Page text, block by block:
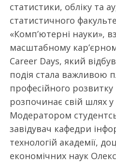
статистики, обліку та
статистичного
«Комп’ютерні науки»,
масштабному
Career Days, який
подія стала важливою
професійного
розпочинає свій шлях у
Модератором
завідувач кафедри
технологій академії,
економічних наук